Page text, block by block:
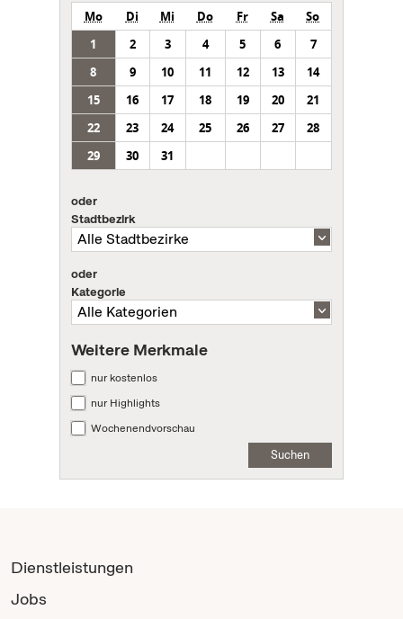
Mo Di Mi Do Fr Sa
So
1
2 3 4 5 6
7
8
9 10 11 12 13
14
15
16 17 18 19 20
21
22
23 24 25 26 27
28
29
30 31
oder
Stadtbezirk
oder
Kategorie
Weitere Merkmale
nur kostenlos
nur Highlights
Wochenendvorschau
Suchen
Dienstleistungen
Jobs